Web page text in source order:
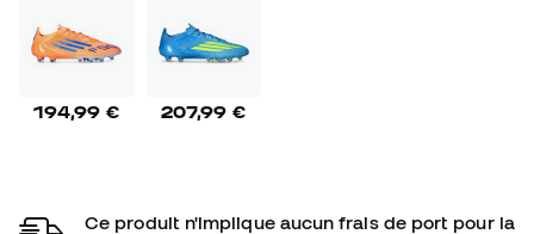
194,99 € 207,99 €
Ce produit n'implique aucun frais de port pour la